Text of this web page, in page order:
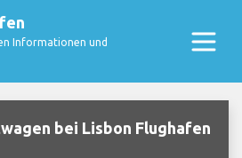
Informationen und
bei Lisbon Flughafen